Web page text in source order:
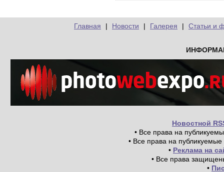
Главная | Новости | Галерея | Статьи и
Новостной
• Все права на
• Все права на
• Реклама на
• Все права
•